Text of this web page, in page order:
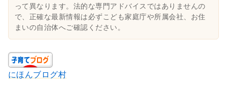
って異なります。法的な専門アドバイスではありませんの
で、正確な最新情報は必ずこども家庭庁や所属会社、お住
まいの自治体へご確認ください。
にほんブログ村